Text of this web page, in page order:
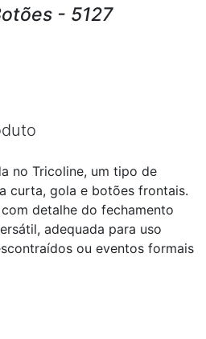
- 5127
no Tricoline, um tipo de
curta, gola e botões frontais.
detalhe do fechamento
adequada para uso
ou eventos formais